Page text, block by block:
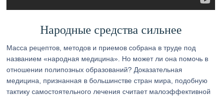
Народные средства сильнее
Масса рецептов, методов и приемов собрана в труде под
названием «народная медицина». Но может ли она помочь в
отношении полипозных образований? Доказательная
медицина, признанная в большинстве стран мира, подобную
тактику самостоятельного лечения считает малоэффективной